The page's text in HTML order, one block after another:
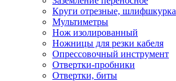
Круги отрезные, шлифшкурка
Мультиметры
Нож изолированный
Ножницы для резки кабеля
Опрессовочный инструмент
Отвертки-пробники
Отвертки, биты